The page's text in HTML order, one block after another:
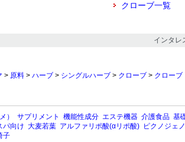
クローブ一覧
インタレ
> 原料 > ハーブ > シングルハーブ > クローブ > クローブ
） サプリメント 機能性成分 エステ機器 介護食品 基
パ向け 大麦若葉 アルファリポ酸(αリポ酸) ピクノジェ
子